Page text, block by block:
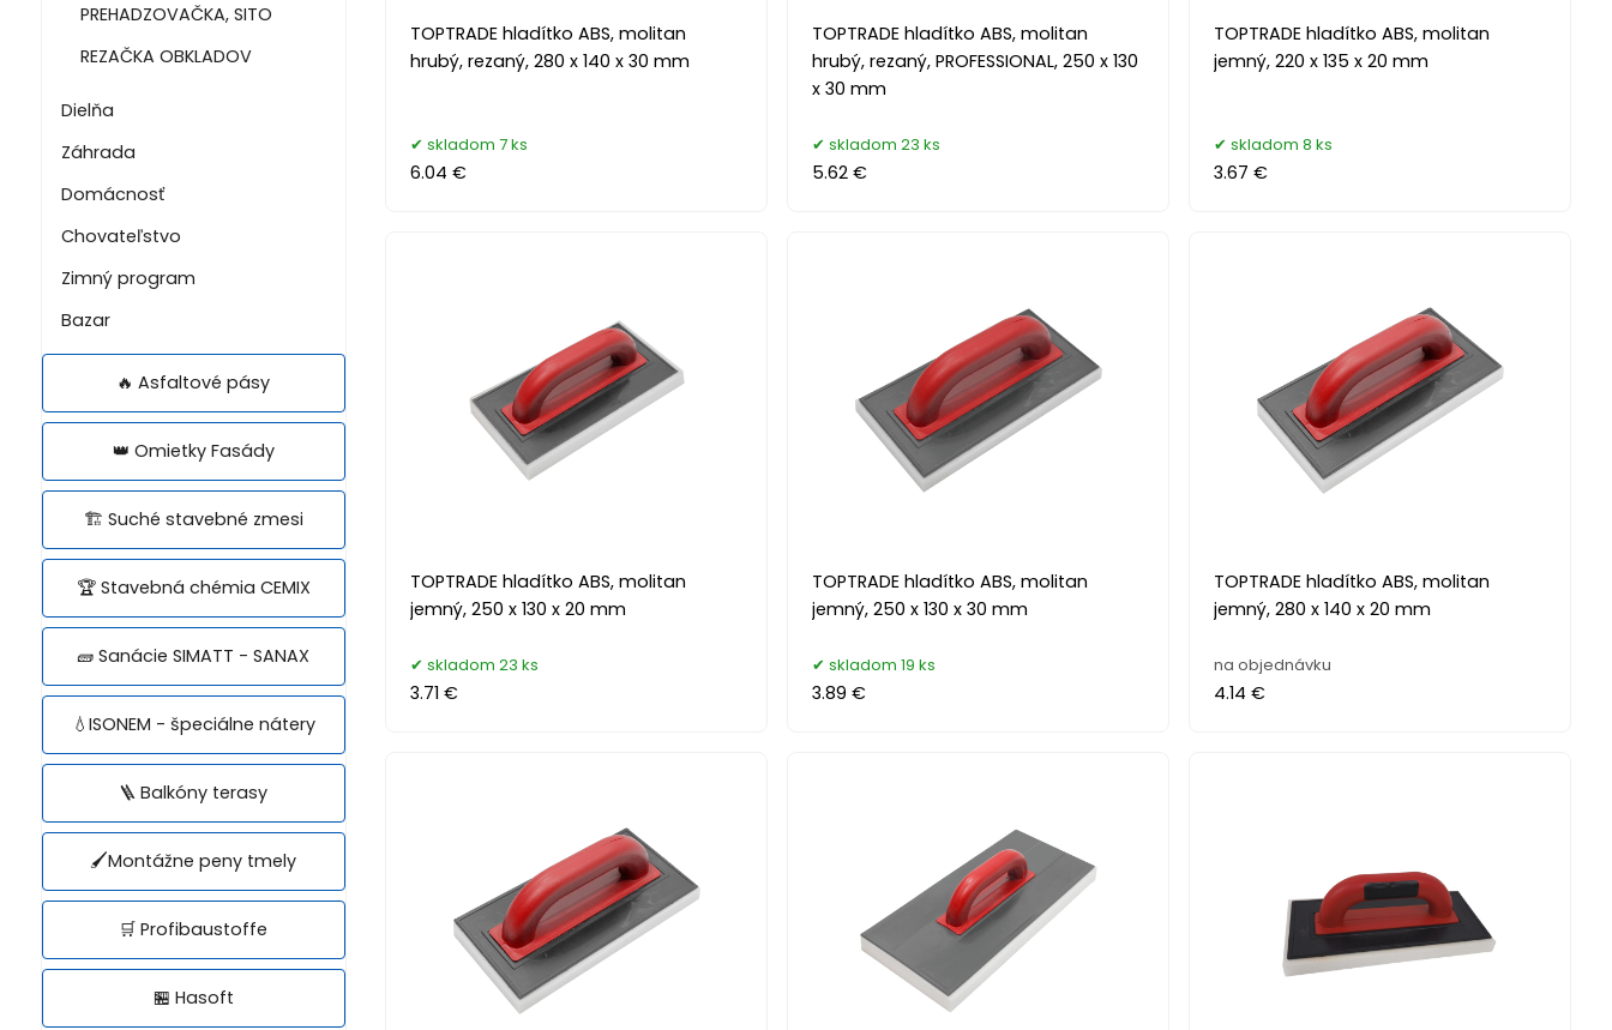
PREHADZOVAČKA, SITO
REZAČKA OBKLADOV
Dielňa
Záhrada
Domácnosť
Chovateľstvo
Zimný program
Bazar
🔥 Asfaltové pásy
👑 Omietky Fasády
🏗️ Suché stavebné zmesi
🏆 Stavebná chémia CEMIX
🧱 Sanácie SIMATT - SANAX
💧ISONEM - špeciálne nátery
🪜 Balkóny terasy
🖌️Montážne peny tmely
🛒 Profibaustoffe
🏪 Hasoft
TOPTRADE hladítko ABS, molitan
hrubý, rezaný, 280 x 140 x 30 mm
skladom 7 ks
6.04 €
TOPTRADE hladítko ABS, molitan
hrubý, rezaný, PROFESSIONAL, 250 x 130
x 30 mm
skladom 23 ks
5.62 €
TOPTRADE hladítko ABS, molitan
jemný, 220 x 135 x 20 mm
skladom 8 ks
3.67 €
TOPTRADE hladítko ABS, molitan
jemný, 250 x 130 x 20 mm
skladom 23 ks
3.71 €
TOPTRADE hladítko ABS, molitan
jemný, 250 x 130 x 30 mm
skladom 19 ks
3.89 €
TOPTRADE hladítko ABS, molitan
jemný, 280 x 140 x 20 mm
na objednávku
4.14 €